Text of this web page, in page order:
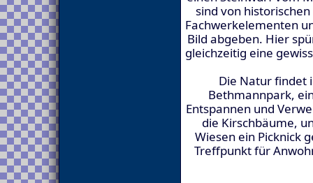
sind von
Fachwerkelementen
Bild abgeben. Hier
gleichzeitig eine
Die Natur findet
Bethmannpark,
Entspannen und
die Kirschbäume,
Wiesen ein Picknick
Treffpunkt für